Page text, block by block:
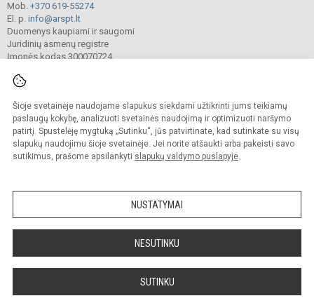
Šioje svetainėje naudojame slapukus siekdami užtikrinti jums teikiamų
paslaugų kokybę, analizuoti svetainės naudojimą ir optimizuoti naršymo
patirtį. Spustelėję mygtuką „Sutinku“, jūs patvirtinate, kad sutinkate su visų
slapukų naudojimu šioje svetainėje. Jei norite atšaukti arba pakeisti savo
sutikimus, prašome apsilankyti slapukų valdymo puslapyje.
NUSTATYMAI
NESUTINKU
SUTINKU
Mob. +370 619-55274
El. p. info@arspt.lt
Duomenys kaupiami ir saugomi
Juridinių asmenų registre
Įmonės kodas 300070724
© 2025. Akmenės rajono švietimo pagalbos tarnyba. Visos teisės saugomos.
Kopijuoti turinį be raštiško įstaigos administracijos sutikimo griežtai draudžiama.
Prieinamumo paraiška Slapukų valdymas
Sumanus būdas atnaujinti